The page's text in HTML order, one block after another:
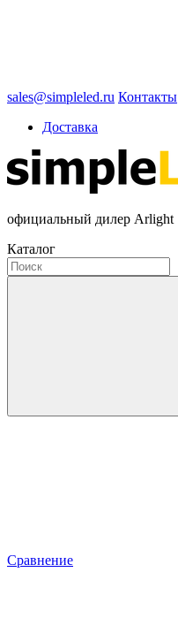
sales@simpleled.ru Контакты
Доставка
официальный дилер Arlight
Каталог
Сравнение